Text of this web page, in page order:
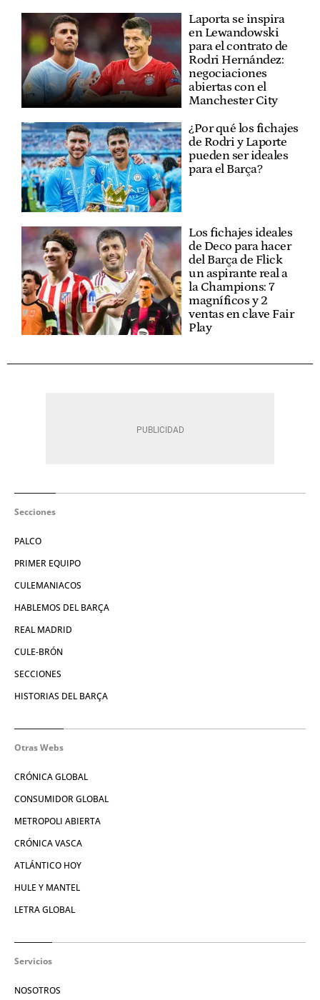
Laporta se inspira
en Lewandowski
para el contrato de
Rodri Hernández:
negociaciones
abiertas con el
Manchester City
¿Por qué los fichajes
de Rodri y Laporte
pueden ser ideales
para el Barça?
Los fichajes ideales
de Deco para hacer
del Barça de Flick
un aspirante real a
la Champions: 7
magníficos y 2
ventas en clave Fair
Play
Secciones
PALCO
PRIMER EQUIPO
CULEMANIACOS
HABLEMOS DEL BARÇA
REAL MADRID
CULE-BRÓN
SECCIONES
HISTORIAS DEL BARÇA
Otras Webs
CRÓNICA GLOBAL
CONSUMIDOR GLOBAL
METROPOLI ABIERTA
CRÓNICA VASCA
ATLÁNTICO HOY
HULE Y MANTEL
LETRA GLOBAL
Servicios
NOSOTROS